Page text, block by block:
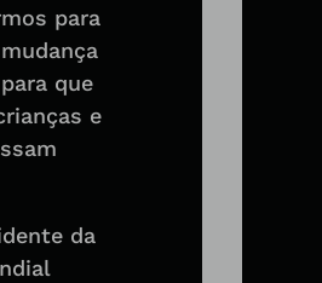
para
que
e
da